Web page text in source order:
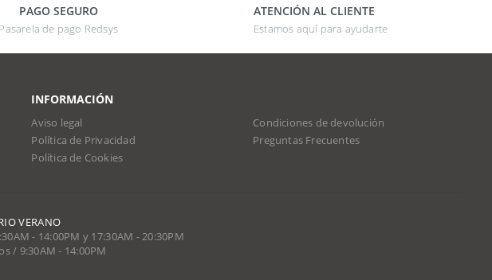
PAGO SEGURO
Pasarela de pago Redsys
ATENCIÓN AL CLIENTE
Estamos aquí para ayudarte
INFORMACIÓN
Aviso legal
Política de Privacidad
Política de Cookies
Condiciones de devolución
Preguntas Frecuentes
VERANO
- 14:00PM y 17:30AM - 20:30PM
/ 9:30AM - 14:00PM